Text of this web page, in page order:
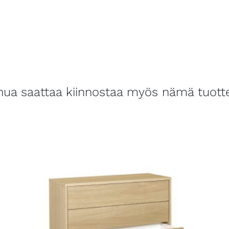
saattaa kiinnostaa myös nämä